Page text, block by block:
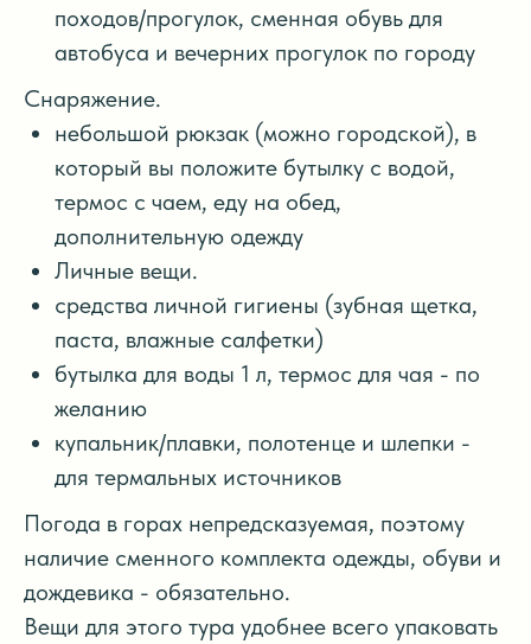
походов/прогулок, сменная обувь для
автобуса и вечерних прогулок по городу
Снаряжение.
небольшой рюкзак (можно городской), в
который вы положите бутылку с водой,
термос с чаем, еду на обед,
дополнительную одежду
Личные вещи.
средства личной гигиены (зубная щетка,
паста, влажные салфетки)
бутылка для воды 1 л, термос для чая - по
желанию
купальник/плавки, полотенце и шлепки -
для термальных источников
Погода в горах непредсказуемая, поэтому
наличие сменного комплекта одежды, обуви и
дождевика - обязательно.
Вещи для этого тура удобнее всего упаковать